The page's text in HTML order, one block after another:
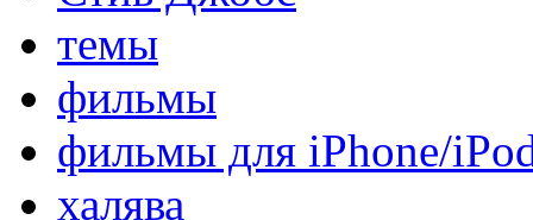
темы
фильмы
фильмы для iPhone/
халява